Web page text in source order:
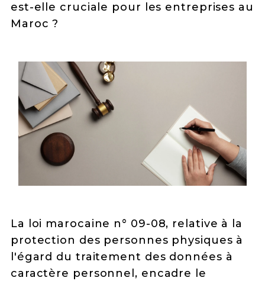
est-elle cruciale pour les entreprises au
Maroc ?
La loi marocaine n° 09-08, relative à la
protection des personnes physiques à
l'égard du traitement des données à
caractère personnel, encadre le